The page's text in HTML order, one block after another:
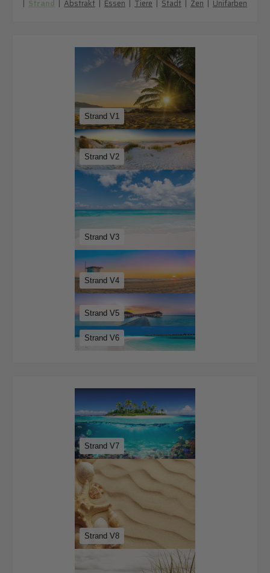
| Strand | Abstrakt | Essen | Tiere | Stadt | Zen | Unifarben
Strand V1
Strand V2
Strand V3
Strand V4
Strand V5
Strand V6
Strand V7
Strand V8